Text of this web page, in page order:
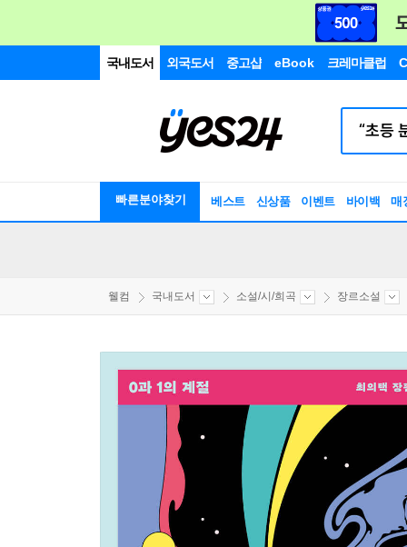
국내도서 외국도서 중고샵 eBook 크레마클럽
빠른분야찾기 베스트 신상품 이벤트 바이백 매
웰컴 국내도서 소설/시/희곡 장르소설